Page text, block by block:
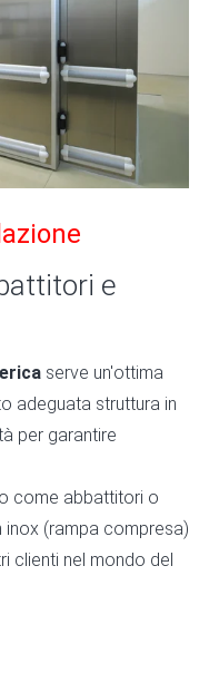
e
serve un'ottima
adeguata struttura in
per garantire
come abbattitori o
inox (rampa compresa)
clienti nel mondo del